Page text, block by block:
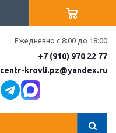
Ежедневно с 8:00 до 18:00
+7 (910) 970 22 77
centr-krovli.pz@yandex.ru